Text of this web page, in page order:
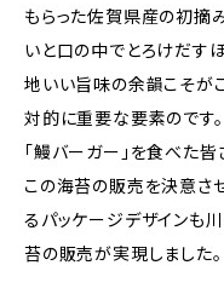
もらった佐賀県産の初摘
いと口の中でとろけだす
地いい旨味の余韻こそが
対的に重要な要素のです。
「鰻バーガー」を食べた
この海苔の販売を決意さ
るパッケージデザインも
苔の販売が実現しました。